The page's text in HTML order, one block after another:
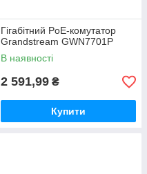
Гігабітний PoE-комутатор
Grandstream GWN7701P
В наявності
2 591,99 ₴
Купити